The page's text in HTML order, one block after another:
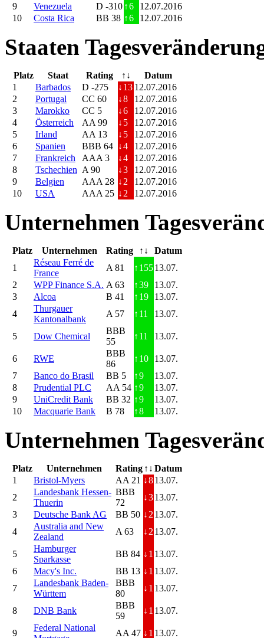
9
Venezuela D -310 ↑6
12.07.2016
10
Costa Rica BB 38 ↑6 12.07.2016
Staaten
Platz Staat Rating ↑↓
Datum
1
Barbados D -275 ↓ 13 12.07.2016
2
Portugal CC 60 ↓8
12.07.2016
3
Marokko CC 5 ↓6
12.07.2016
4
Österreich AA 99 ↓ 5
12.07.2016
5
Irland AA 13 ↓ 5
12.07.2016
6
Spanien BBB 64 ↓4
12.07.2016
7
Frankreich AAA 3 ↓4
12.07.2016
8
Tschechien A 90 ↓3
12.07.2016
9
Belgien AAA 28 ↓ 2
12.07.2016
10
USA AAA 25 ↓ 2 12.07.2016
Unternehmen
Platz Unternehmen Rating ↑↓
Datum
1
Réseau Ferré de
France
A 81 ↑ 15513.07.
2
WPP Finance S.A. A 63 ↑39
13.07.
3
Alcoa B 41 ↑ 19
13.07.
4
Thurgauer
Kantonalbank
A 57 ↑ 11 13.07.
5 Dow Chemical
BBB
55
↑ 11 13.07.
6 RWE
BBB
86
↑ 10
13.07.
7
Banco do Brasil BB 5 ↑9
13.07.
8
Prudential PLC AA 54 ↑9
13.07.
9
UniCredit Bank BB 32 ↑9
13.07.
10
Macquarie Bank B 78 ↑8 13.07.
Unternehmen
Platz Unternehmen Rating ↑↓ Datum
1
Bristol-Myers AA 21 ↓813.07.
2
Landesbank Hessen-
Thuerin
BBB
72
↓313.07.
3
Deutsche Bank AG BB 50 ↓ 2 13.07.
4
Australia and New
Zealand
A 63 ↓ 2 13.07.
5
Hamburger
Sparkasse
BB 84 ↓ 1 13.07.
6
Macy's Inc. BB 13 ↓ 1 13.07.
7
Landesbank Baden-
Württem
BBB
80
↓ 1 13.07.
8 DNB Bank
BBB
59
↓ 1 13.07.
9
Federal National
AA 47 ↓ 1 13.07.